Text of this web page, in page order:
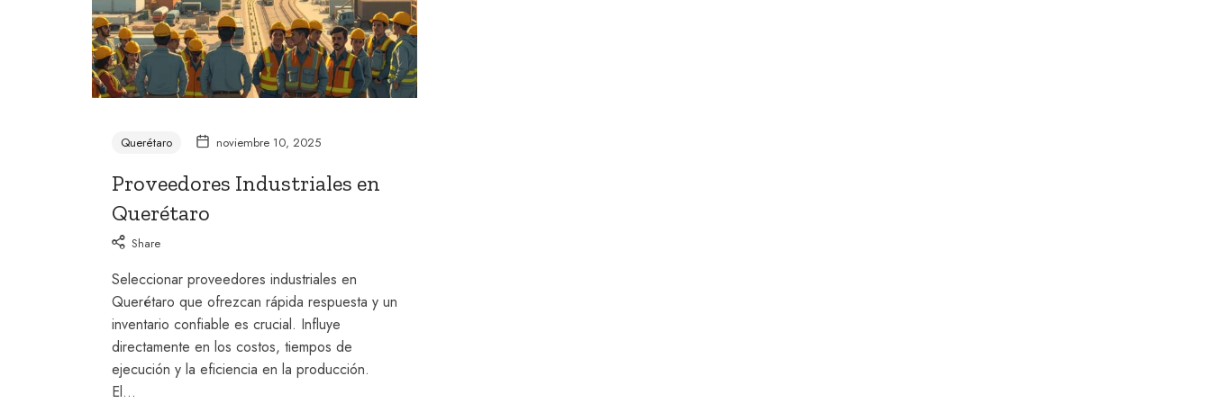
Querétaro noviembre 10, 2025
Proveedores Industriales en
Querétaro
Share
Seleccionar proveedores industriales en
Querétaro que ofrezcan rápida respuesta y un
inventario confiable es crucial. Influye
directamente en los costos, tiempos de
ejecución y la eficiencia en la producción.
El…